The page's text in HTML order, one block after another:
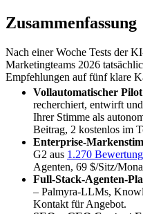
Zusammenfassung
Nach einer Woche Tests der
Marketingteams 2026
Empfehlungen auf fünf klare
Vollautomatischer
recherchiert, entwirft
Ihrer Stimme als
Beitrag, 2 kostenlos im
Enterprise-
G2 aus 1.270
Agenten, 69 $/Sitz/
Full-Stack-Agenten-
– Palmyra-LLMs,
Kontakt für Angebot.